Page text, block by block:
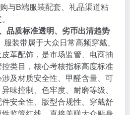
与B端服装配套、礼品渠道粘
品质标准透明、劣币出清趋势
服装带属于大众日常高频穿戴、
革配饰，是市场监管、电商抽
类目，核心考核指标高度标准
及材质安全性、甲醛含量、可
味控制、色牢度、耐磨等级、
安全性、版型合规性、穿戴舒